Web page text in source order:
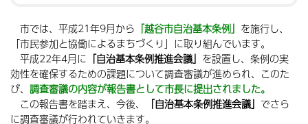
市では、平成21年9月から 「越谷市自治基本条例」 を施行し、
「市民参加と協働によるまちづくり」に取り組んでいます。
平成22年4月に 「自治基本条例推進会議」 を設置し、条例の実
効性を確保するための課題について調査審議が進められ、このた
び、 調査審議の内容が報告書として市長に提出されました。
この報告書を踏まえ、今後、
「自治基本条例推進会議」 でさら
に調査審議が行われていきます。